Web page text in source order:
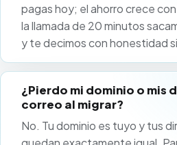
pagas hoy; el ahorro crece
la llamada de 20 minutos
y te decimos con honestidad
¿Pierdo mi dominio o mis
correo al migrar?
No. Tu dominio es tuyo y tus